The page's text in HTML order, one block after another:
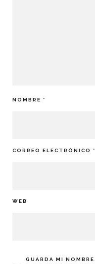
NOMBRE *
CORREO ELECTRÓNICO *
WEB
GUARDA MI